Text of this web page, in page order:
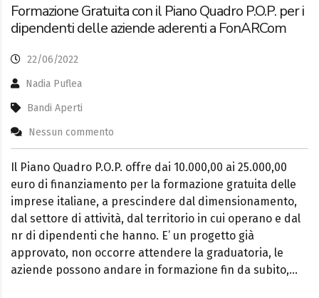
Formazione Gratuita con il Piano Quadro P.O.P. per i
dipendenti delle aziende aderenti a FonARCom
22/06/2022
Nadia Puflea
Bandi Aperti
Nessun commento
Il Piano Quadro P.O.P. offre dai 10.000,00 ai 25.000,00
euro di finanziamento per la formazione gratuita delle
imprese italiane, a prescindere dal dimensionamento,
dal settore di attività, dal territorio in cui operano e dal
nr di dipendenti che hanno. E’ un progetto già
approvato, non occorre attendere la graduatoria, le
aziende possono andare in formazione fin da subito,…